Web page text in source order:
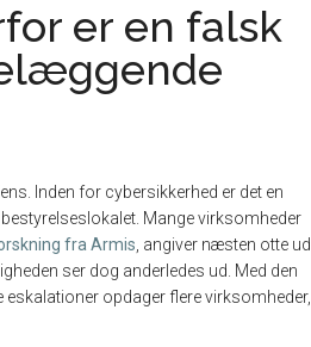
er en falsk
Inden for cybersikkerhed er det en
Mange virksomheder
fra Armis , angiver næsten otte ud
ser dog anderledes ud. Med den
opdager flere virksomheder,